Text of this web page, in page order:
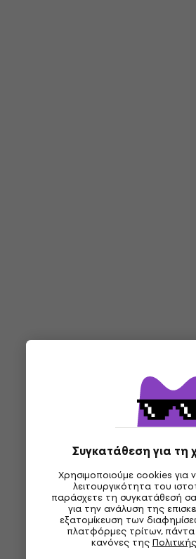
Συγκατάθεση για
Χρησιμοποιούμε cookies για
λειτουργικότητα του
παράσχετε τη συγκατάθεσή
για την ανάλυση της
εξατομίκευση των
πλατφόρμες τρίτων,
κανόνες της